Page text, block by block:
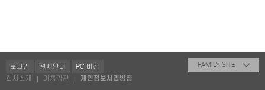
로그인 결제안내
PC 버전
회사소개
이용약관 개인정보처리방침
FAMILY SITE